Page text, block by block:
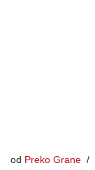
od Preko Grane